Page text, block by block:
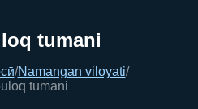
tumani
/Namangan viloyati/
tumani